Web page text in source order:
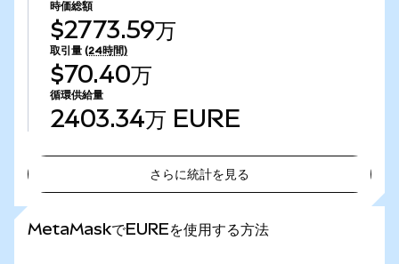
時価総額
$2773.59万
取引量 (24時間)
$70.40万
循環供給量
2403.34万 EURE
さらに統計を見る
MetaMaskでEUREを使用する方法